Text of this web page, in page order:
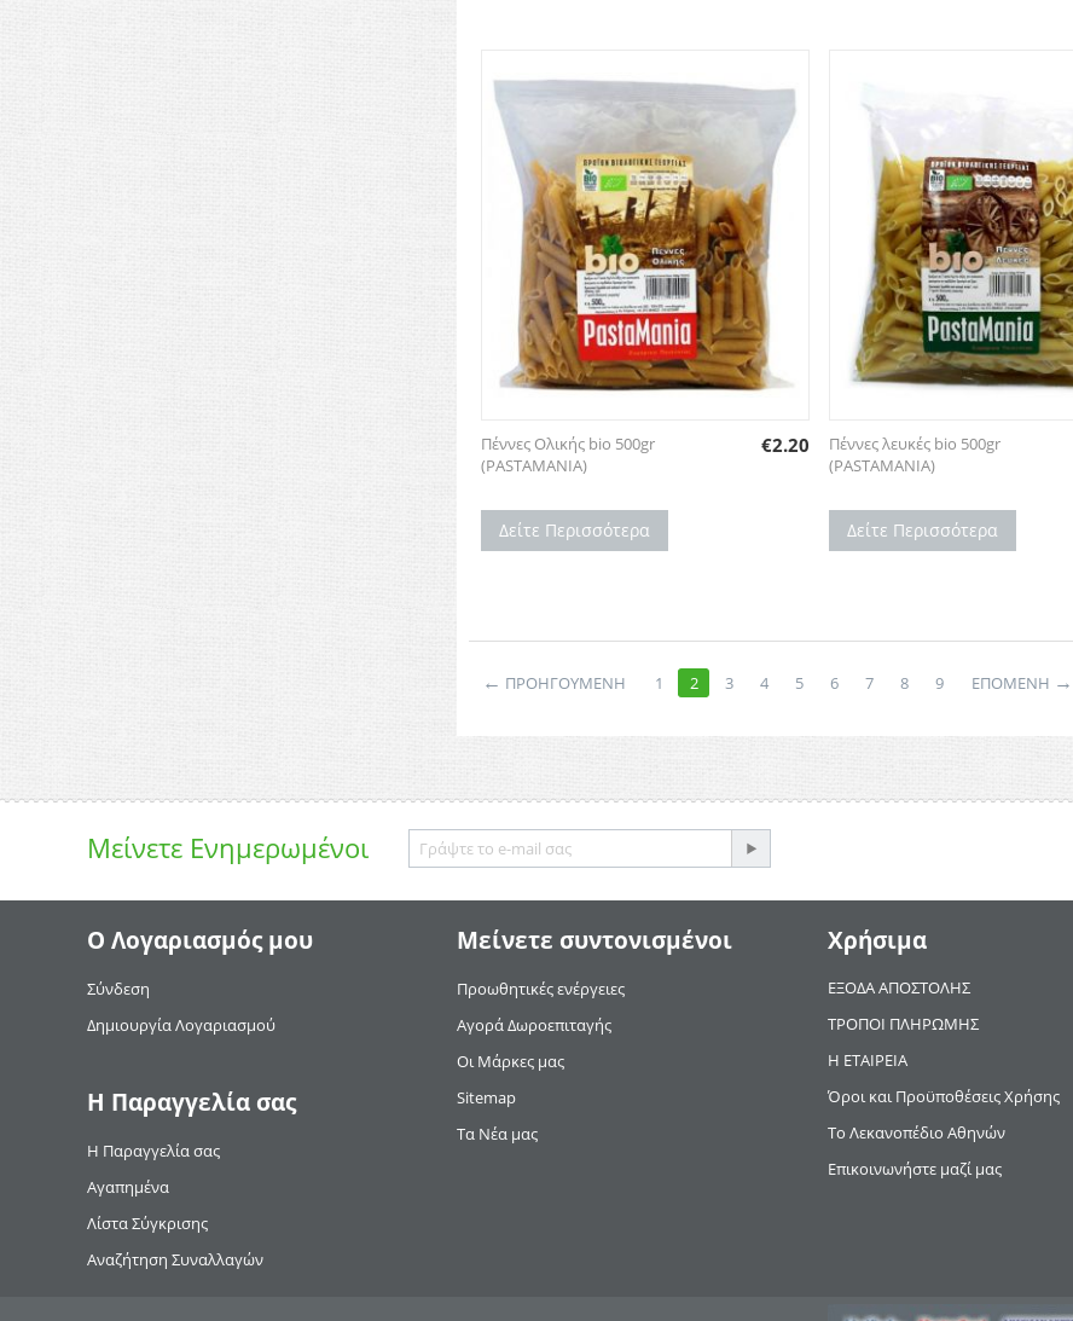
Πέννες Ολικής bio 500gr
(PASTAMANIA)
€2.20
Δείτε Περισσότερα
Πέννες λευκές bio 500gr
(PASTAMANIA)
Δείτε Περισσότερα
← ΠΡΟΗΓΟΥΜΕΝΗ 1 2 3 4 5 6 7 8 9 ΕΠΌΜΕΝΗ →
Μείνετε Ενημερωμένοι
Ο Λογαριασμός μου
Σύνδεση
Δημιουργία Λογαριασμού
Η Παραγγελία σας
Η Παραγγελία σας
Αγαπημένα
Λίστα Σύγκρισης
Αναζήτηση Συναλλαγών
Μείνετε συντονισμένοι
Προωθητικές ενέργειες
Αγορά Δωροεπιταγής
Οι Μάρκες μας
Sitemap
Τα Νέα μας
Χρήσιμα
ΕΞΟΔΑ ΑΠΟΣΤΟΛΗΣ
ΤΡΟΠΟΙ ΠΛΗΡΩΜΗΣ
Η ΕΤΑΙΡΕΙΑ
Όροι και Προϋποθέσεις Χρήσης
Το Λεκανοπέδιο Αθηνών
Επικοινωνήστε μαζί μας